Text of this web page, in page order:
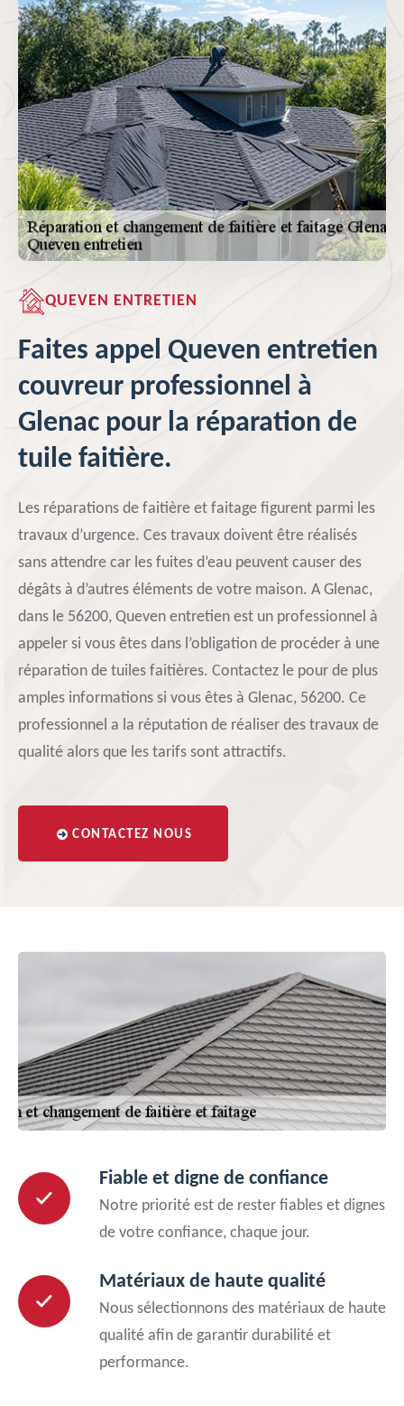
QUEVEN ENTRETIEN
Faites appel Queven entretien
couvreur professionnel à
Glenac pour la réparation de
tuile faitière.
Les réparations de faitière et faitage figurent parmi les
travaux d’urgence. Ces travaux doivent être réalisés
sans attendre car les fuites d’eau peuvent causer des
dégâts à d’autres éléments de votre maison. A Glenac,
dans le 56200, Queven entretien est un professionnel à
appeler si vous êtes dans l’obligation de procéder à une
réparation de tuiles faitières. Contactez le pour de plus
amples informations si vous êtes à Glenac, 56200. Ce
professionnel a la réputation de réaliser des travaux de
qualité alors que les tarifs sont attractifs.
CONTACTEZ NOUS
Fiable et digne de confiance
Notre priorité est de rester fiables et dignes
de votre confiance, chaque jour.
Matériaux de haute qualité
Nous sélectionnons des matériaux de haute
qualité afin de garantir durabilité et
performance.